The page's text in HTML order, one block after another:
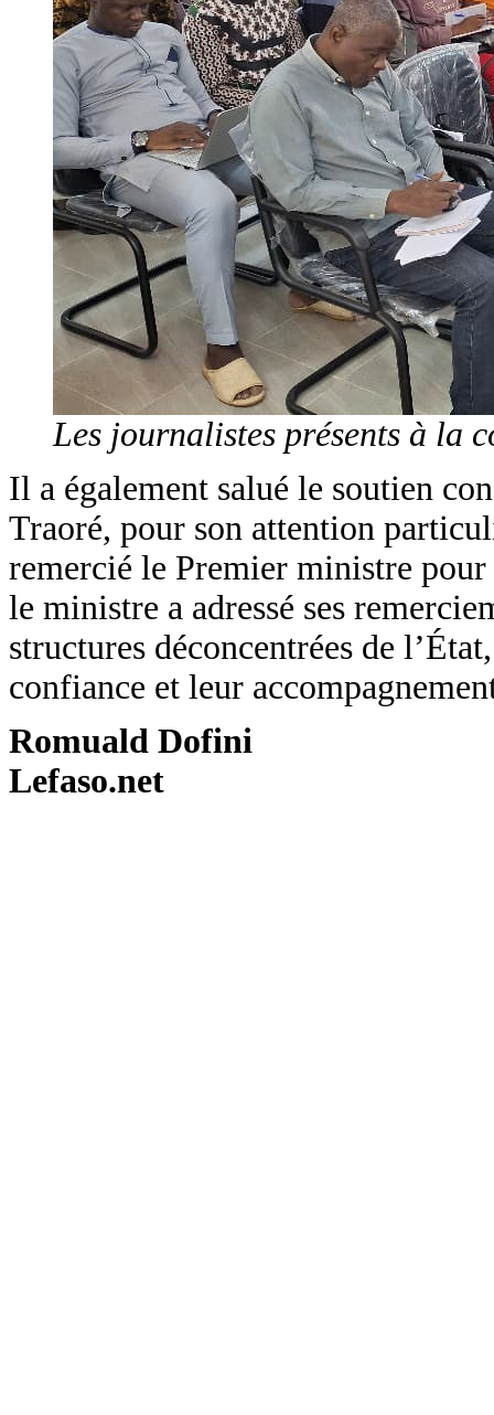
Les journalistes présents à la
Il a également salué le soutien
Traoré, pour son attention
remercié le Premier ministre
le ministre a adressé ses
structures déconcentrées de
confiance et leur
Romuald Dofini
Lefaso.net